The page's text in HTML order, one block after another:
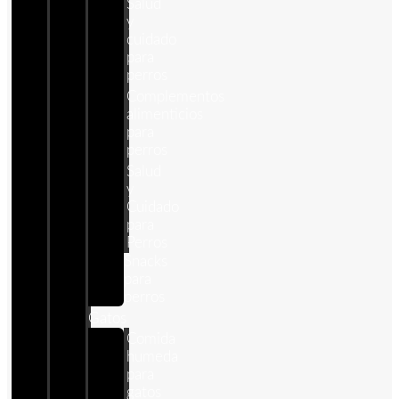
Salud
y
cuidado
para
perros
Complementos
alimenticios
para
perros
Salud
y
Cuidado
para
Perros
Gatos
Comida
humeda
para
gatos